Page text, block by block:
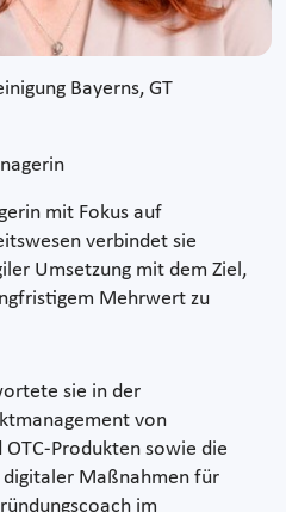
Bayerns, GT
mit Fokus auf
verbindet sie
Umsetzung mit dem Ziel,
Mehrwert zu
sie in der
von
Produkten sowie die
digitaler Maßnahmen für
im